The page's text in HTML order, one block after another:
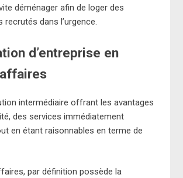
déménager afin de loger des
recrutés dans l’urgence.
d’entreprise en
intermédiaire offrant les avantages
des services immédiatement
en étant raisonnables en terme de
par définition possède la